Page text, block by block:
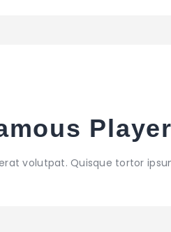
volutpat. Quisque tortor